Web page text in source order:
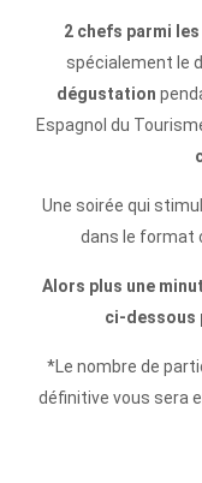
2 chefs parmi
spécialement le
dégustation
Espagnol du
Une soirée qui
dans le format
Alors plus une
ci-dessous
*Le nombre de
définitive vous sera